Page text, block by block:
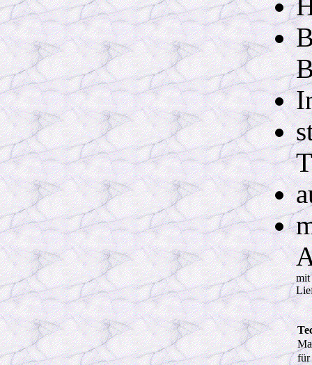
mit
für